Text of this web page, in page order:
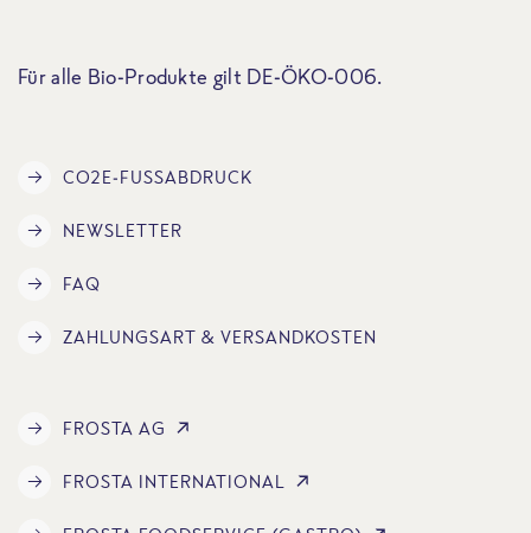
Für alle Bio-Produkte gilt DE-ÖKO-006.
CO2E-FUSSABDRUCK
NEWSLETTER
FAQ
ZAHLUNGSART & VERSANDKOSTEN
FROSTA AG
FROSTA INTERNATIONAL